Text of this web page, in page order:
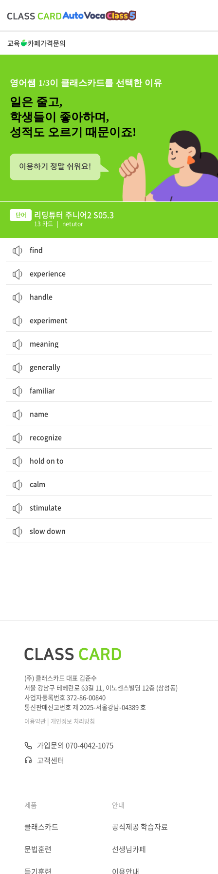
교육 카페가격문의
영어쌤 1/3이 클래스카드를 선택한 이유
일은 줄고,
학생들이 좋아하며,
성적도 오르기 때문이죠!
리딩튜터 주니어2 S05.3
13 카드 | netutor
find
experience
handle
experiment
meaning
generally
familiar
name
recognize
hold on to
calm
stimulate
slow down
(주) 클래스카드 대표 김준수
서울 강남구 테헤란로 63길 11, 이노센스빌딩 12층 (삼성동)
사업자등록번호 372-86-00840
통신판매신고번호 제 2025-서울강남-04389 호
이용약관 | 개인정보 처리방침
가입문의 070-4042-1075
고객센터
제품
클래스카드
문법훈련
듣기훈련
안내
공식제공 학습자료
선생님카페
이용안내